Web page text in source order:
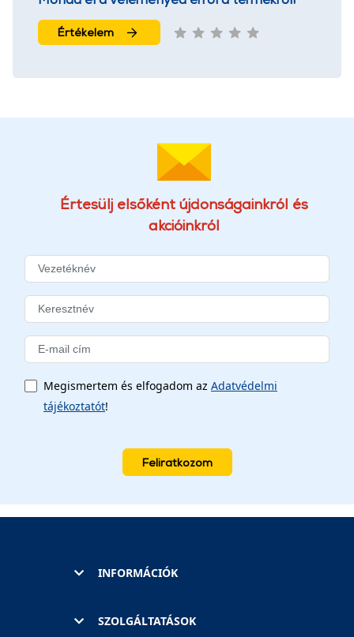
Értékelem
Értesülj elsőként újdonságainkról és
akcióinkról
Megismertem és elfogadom az Adatvédelmi
tájékoztatót!
Feliratkozom
INFORMÁCIÓK
SZOLGÁLTATÁSOK